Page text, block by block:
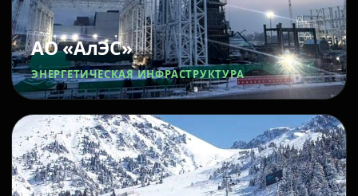
АО «АлЭС»
ЭНЕРГЕТИЧЕСКАЯ ИНФРАСТРУКТУРА